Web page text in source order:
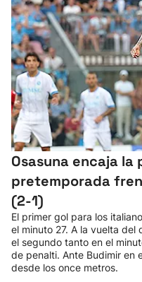
Osasuna encaja
pretemporada
(2-1)
El primer gol para los
el minuto 27. A la vuelta del
el segundo tanto en el
de penalti. Ante Budimir en
desde los once metros.